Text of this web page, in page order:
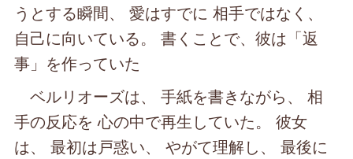
うとする瞬間、 愛はすでに 相手ではなく、
自己に向いている。 書くことで、彼は「返
事」を作っていた
ベルリオーズは、 手紙を書きながら、 相
手の反応を 心の中で再生していた。 彼女
は、 最初は戸惑い、 やがて理解し、 最後に